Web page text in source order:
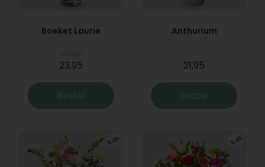
Boeket Laurie
23,95
Bestel
Anthurium
21,95
Bestel